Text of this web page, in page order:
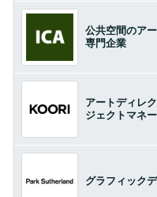
公共空間のア
専門企業
アートディレ
ジェクトマネ
グラフィック